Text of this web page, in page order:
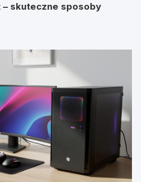
skuteczne sposoby